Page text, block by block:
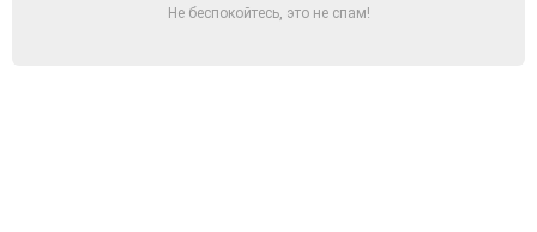
Не беспокойтесь, это не спам!